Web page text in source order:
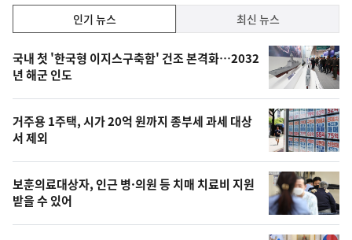
인
기,
최
신,
오
늘
의
영
상
인기 뉴스 최신 뉴스
인
기
뉴
스
국내 첫 '한국형 이지스구축함' 건조 본격화…2032
년 해군 인도
거주용 1주택, 시가 20억 원까지 종부세 과세 대상
서 제외
보훈의료대상자, 인근 병·의원 등 치매 치료비 지원
받을 수 있어